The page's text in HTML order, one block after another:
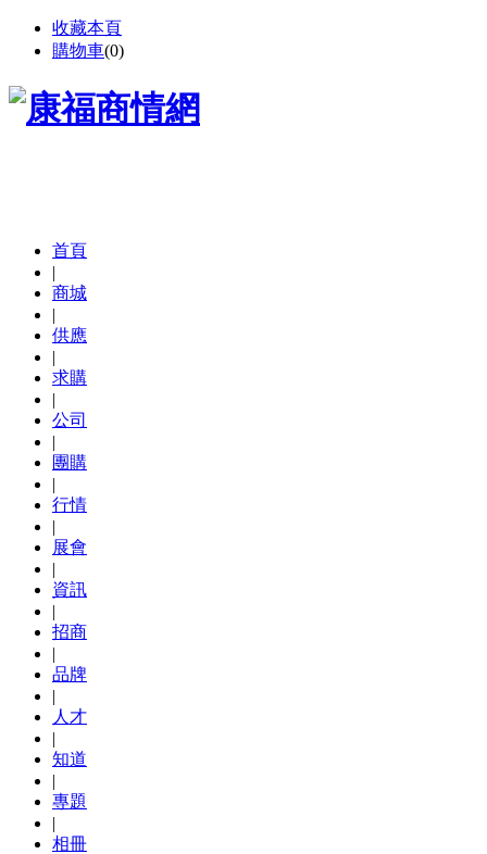
收藏本頁
購物車(0)
首頁
|
商城
|
供應
|
求購
|
公司
|
團購
|
行情
|
展會
|
資訊
|
招商
|
品牌
|
人才
|
知道
|
專題
|
相冊